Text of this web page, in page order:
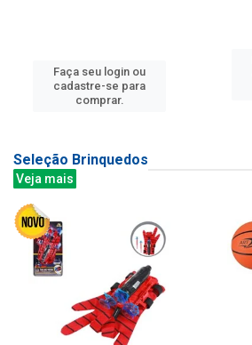
Faça seu login ou
cadastre-se para
comprar.
Seleção Brinquedos
Veja mais